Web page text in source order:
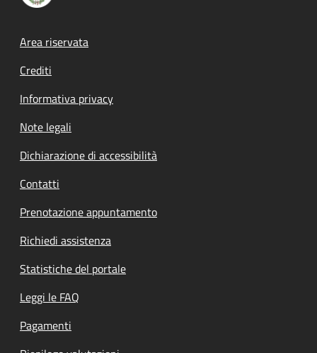
Footer menu
Area riservata
Crediti
Informativa privacy
Note legali
Dichiarazione di accessibilità
Contatti
Prenotazione appuntamento
Richiedi assistenza
Statistiche del portale
Leggi le FAQ
Pagamenti